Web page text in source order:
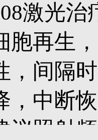
激光治
胞再生
，间隔
，中断
议照射